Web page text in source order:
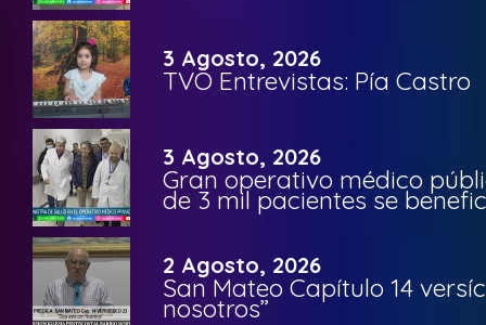
3 Agosto, 2026
TVO Entrevistas: Pía Castro
3 Agosto, 2026
Gran operativo médico
de 3 mil pacientes se
2 Agosto, 2026
San Mateo Capítulo 14
nosotros”